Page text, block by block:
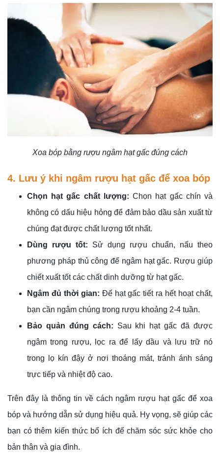
Xoa bóp bằng rượu ngâm hạt gấc đúng cách
4. Lưu ý khi ngâm rượu hạt gấc để xoa bóp
Chọn hạt gấc chất lượng: Chọn hạt gấc chín và
không có dấu hiệu hỏng để đảm bảo dầu sản xuất từ
chúng đạt được chất lượng tốt nhất.
Dùng rượu tốt: Sử dụng rượu chuẩn, nấu theo
phương pháp thủ công để ngâm hạt gấc. Rượu giúp
chiết xuất tốt các chất dinh dưỡng từ hạt gấc.
Ngâm đủ thời gian: Để hạt gấc tiết ra hết hoạt chất,
bạn cần ngâm chúng trong rượu khoảng 2-4 tuần.
Bảo quản đúng cách: Sau khi hạt gấc đã được
ngâm trong rượu, lọc ra để lấy dầu và lưu trữ nó
trong lọ kín đậy ở nơi thoáng mát, tránh ánh sáng
trực tiếp và nhiệt độ cao.
Trên đây là thông tin về cách ngâm rượu hạt gấc để xoa
bóp và hướng dẫn sử dụng hiệu quả. Hy vọng, sẽ giúp các
bạn có thêm kiến thức bổ ích để chăm sóc sức khỏe cho
bản thân và gia đình.